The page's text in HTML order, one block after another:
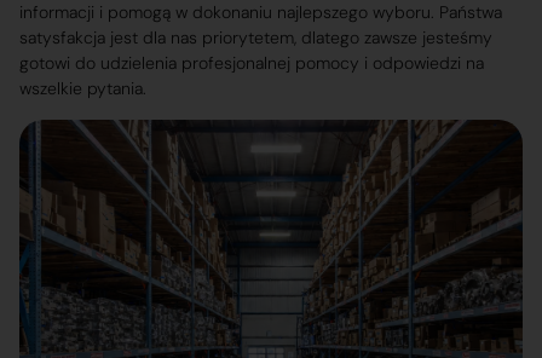
informacji i pomogą w dokonaniu najlepszego wyboru. Państwa
satysfakcja jest dla nas priorytetem, dlatego zawsze jesteśmy
gotowi do udzielenia profesjonalnej pomocy i odpowiedzi na
wszelkie pytania.